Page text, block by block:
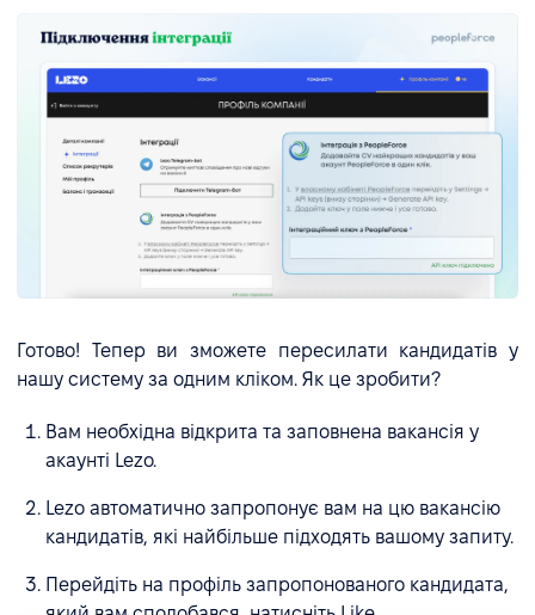
Готово! Тепер ви зможете пересилати кандидатів у
нашу систему за одним кліком. Як це зробити?
Вам необхідна відкрита та заповнена вакансія у
акаунті Lezo.
Lezo автоматично запропонує вам на цю вакансію
кандидатів, які найбільше підходять вашому запиту.
Перейдіть на профіль запропонованого кандидата,